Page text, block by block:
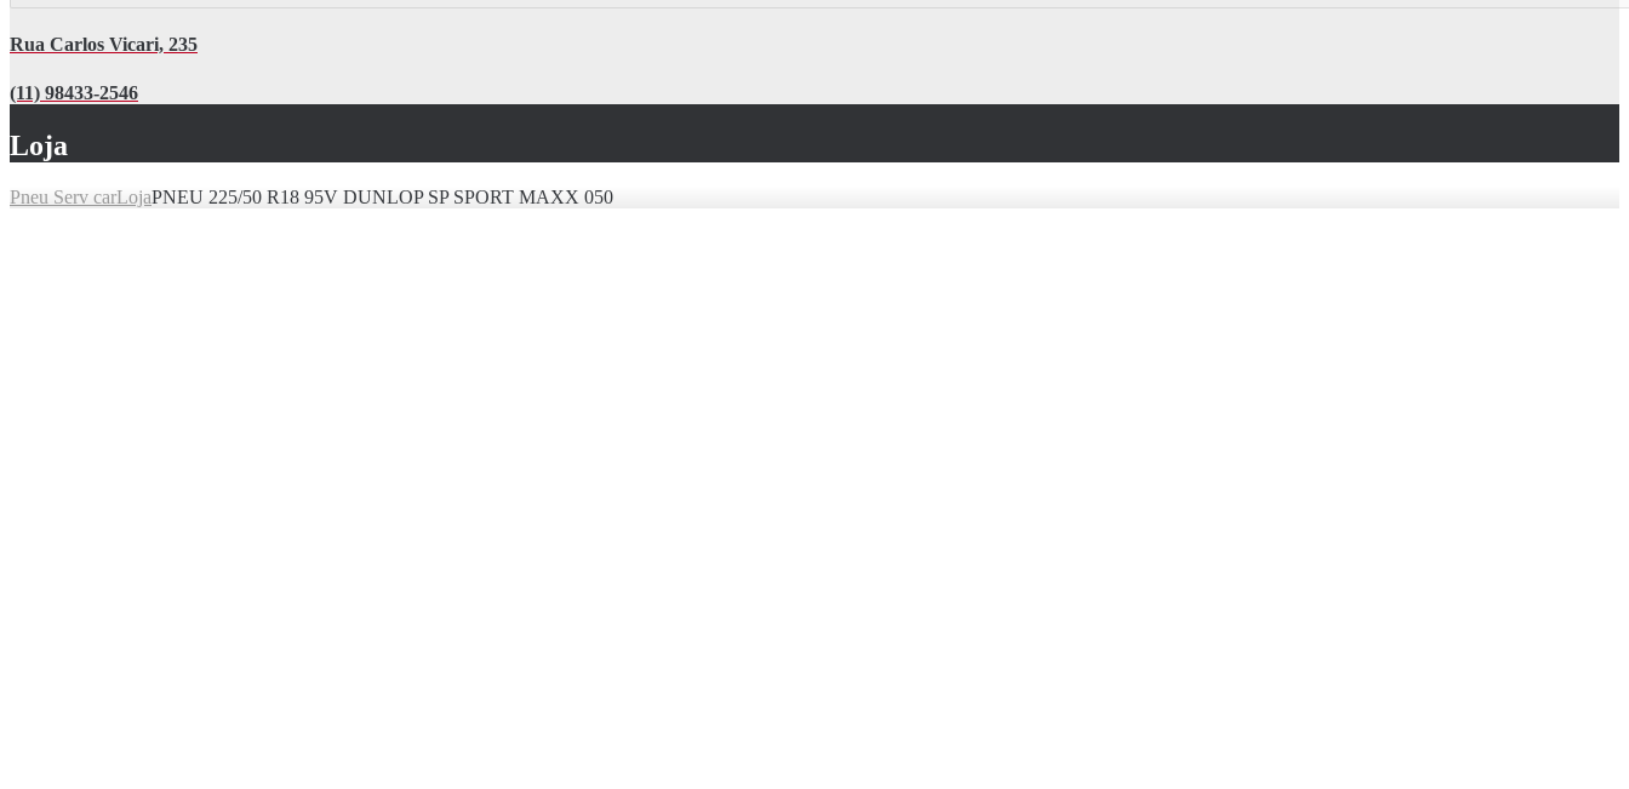
Rua Carlos Vicari, 235
(11) 98433-2546
Loja
Pneu Serv carLojaPNEU 225/50 R18 95V DUNLOP SP SPORT MAXX 050